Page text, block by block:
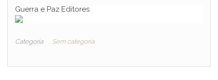
Guerra e Paz Editores
Categoria Sem categoria